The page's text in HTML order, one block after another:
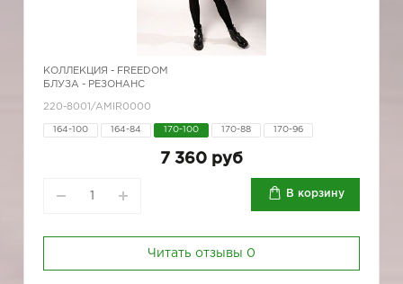
КОЛЛЕКЦИЯ - FREEDOM
БЛУЗА - РЕЗОНАНС
220-8001/AMIR0000
164-100 164-84 170-100 170-88 170-96
7 360 руб
В корзину
Читать отзывы 0